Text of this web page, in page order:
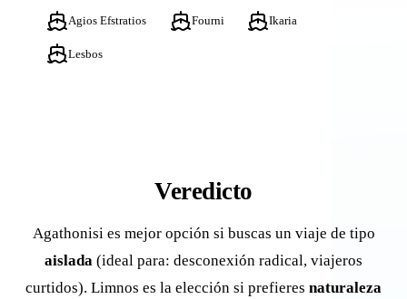
Agios Efstratios Fourni Ikaria
Lesbos
Veredicto
Agathonisi es mejor opción si buscas un viaje de tipo
aislada (ideal para: desconexión radical, viajeros
curtidos). Limnos es la elección si prefieres naturaleza